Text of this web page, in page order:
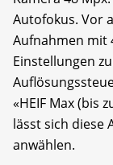
Autofokus. Vor
Aufnahmen mit
Einstellungen
«HEIF Max (bis
lässt sich diese
anwählen.